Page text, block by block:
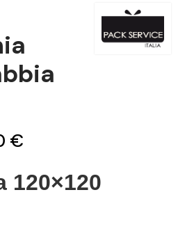
€
120×120